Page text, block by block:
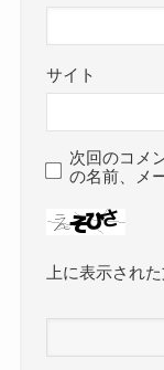
サイト
次回のコメ
の名前、メ
上に表示され